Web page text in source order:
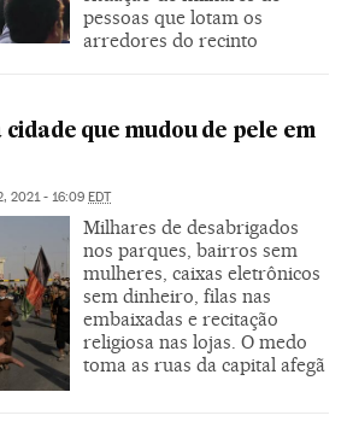
pessoas que lotam os
arredores do recinto
cidade que mudou de pele em
2021 - 16:09 EDT
Milhares de desabrigados
nos parques, bairros sem
mulheres, caixas eletrônicos
sem dinheiro, filas nas
embaixadas e recitação
religiosa nas lojas. O medo
toma as ruas da capital afegã